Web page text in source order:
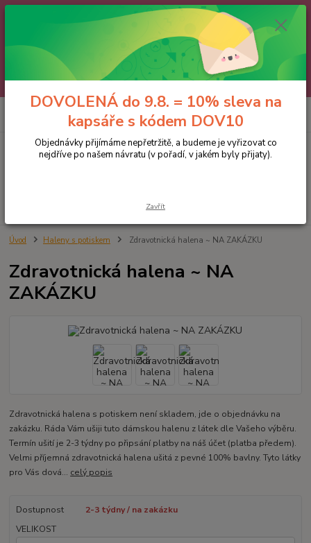
🌼 DOVOLENÁ do 9.8. 🌼
Jakmile se vrátíme, všechny objednávky, e-maily i telefonáty vyřídíme
postupně - v pořadí, v jakém nám přišly. Děkujeme za trpělivost.
A abychom vám čekání trochu zpříjemnili: doprava ZDARMA nad 700 Kč
a 10% sleva na kapsáře 😊 Slevový kód: DOV10
Menu
0
Úvod Haleny s potiskem Zdravotnická halena ~ NA ZAKÁZKU
Zdravotnická halena ~ NA
ZAKÁZKU
Zdravotnická halena s potiskem není skladem, jde o objednávku na
zakázku. Ráda Vám ušiji tuto dámskou halenu z látek dle Vašeho výběru.
Termín ušití je 2-3 týdny po připsání platby na náš účet (platba předem).
Velmi příjemná zdravotnická halena ušitá z pevné 100% bavlny. Tyto látky
pro Vás dová... celý popis
Dostupnost
2-3 týdny / na zakázku
VELIKOST
DOVOLENÁ do 9.8. = 10% sleva na
kapsáře s kódem DOV10
Objednávky přijímáme nepřetržitě, a budeme je vyřizovat co
nejdříve po našem návratu (v pořadí, v jakém byly přijaty).
Zavřít